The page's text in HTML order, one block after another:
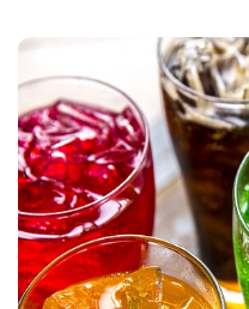
ngày có thể […]